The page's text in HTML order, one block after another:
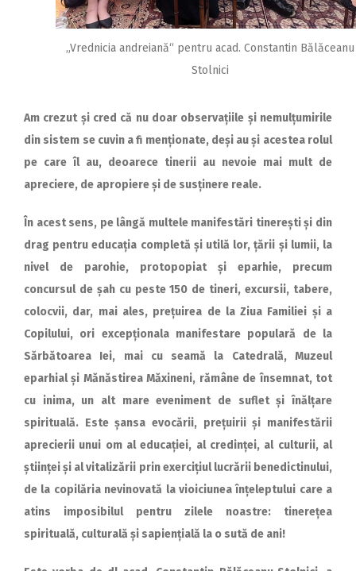
„Vrednicia andreiană“ pentru acad. Constantin Bălăceanu
Stolnici
Am crezut și cred că nu doar observațiile și nemulțumirile
din sistem se cuvin a fi menționate, deși au și acestea rolul
pe care îl au, deoarece tinerii au nevoie mai mult de
apreciere, de apropiere și de susținere reale.
În acest sens, pe lângă multele manifestări tinerești și din
drag pentru educația completă și utilă lor, țării și lumii, la
nivel de parohie, protopopiat și eparhie, precum
concursul de șah cu peste 150 de tineri, excursii, tabere,
colocvii, dar, mai ales, prețuirea de la Ziua Familiei și a
Copilului, ori excepționala manifestare populară de la
Sărbătoarea Iei, mai cu seamă la Catedrală, Muzeul
eparhial și Mănăstirea Măxineni, rămâne de însemnat, tot
cu inima, un alt mare eveniment de suflet și înălțare
spirituală. Este șansa evocării, prețuirii și manifestării
aprecierii unui om al educației, al credinței, al culturii, al
științei și al vitalizării prin exercițiul lucrării benedictinului,
de la copilăria nevinovată la vioiciunea înțeleptului care a
atins imposibilul pentru zilele noastre: tinerețea
spirituală, culturală și sapiențială la o sută de ani!